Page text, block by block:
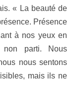
. « La beauté de
Présence
à nos yeux en
non parti. Nous
nous sentons
mais ils ne